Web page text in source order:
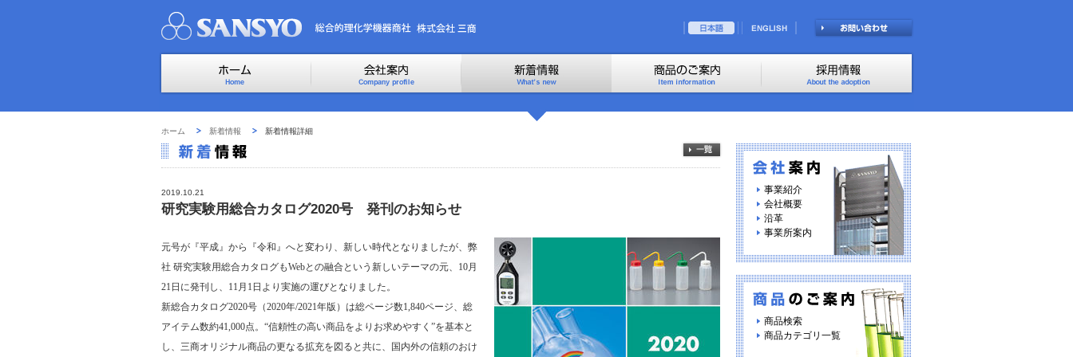
ホーム 新着情報 新着情報詳細
事業紹介
会社概要
沿革
事業所案内
商品検索
商品カテゴリ一覧
2019.10.21
研究実験用総合カタログ2020号 発刊のお知らせ
元号が『平成』から『令和』へと変わり、新しい時代となりましたが、弊
社 研究実験用総合カタログもWebとの融合という新しいテーマの元、10月
21日に発刊し、11月1日より実施の運びとなりました。
新総合カタログ2020号（2020年/2021年版）は総ページ数1,840ページ、総
アイテム数約41,000点。“信頼性の高い商品をよりお求めやすく”を基本と
し、三商オリジナル商品の更なる拡充を図ると共に、国内外の信頼のおけ